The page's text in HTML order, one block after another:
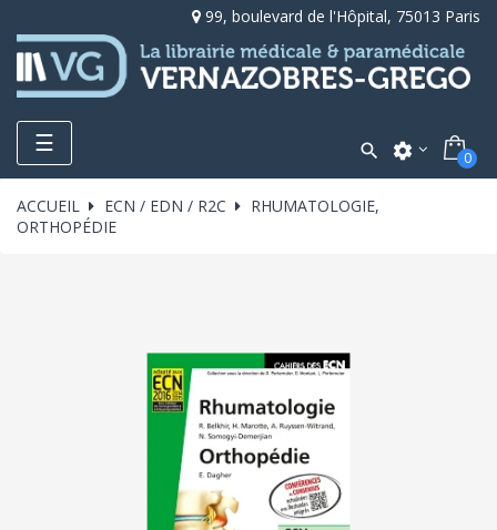
99, boulevard de l'Hôpital, 75013 Paris
Toggle
navigation
☰  settings 0
ACCUEIL ECN / EDN / R2C
RHUMATOLOGIE,
ORTHOPÉDIE